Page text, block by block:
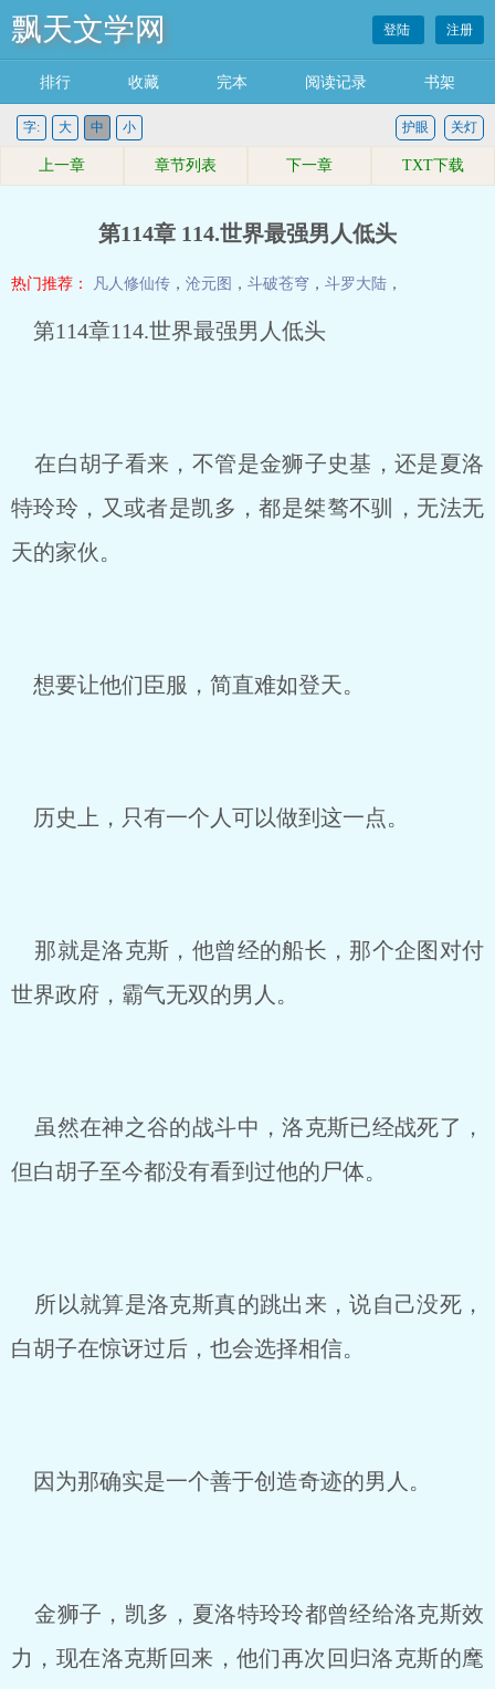
飘天文学网 登陆 注册
排行 收藏 完本 阅读记录 书架
字: 大 中 小 关灯
护眼
上一章 章节列表 下一章 TXT下载
第114章 114.世界最强男人低头
热门推荐： 凡人修仙传 ， 沧元图 ， 斗破苍穹 ， 斗罗大陆 ，
第114章114.世界最强男人低头
在白胡子看来，不管是金狮子史基，还是夏洛
特玲玲，又或者是凯多，都是桀骜不驯，无法无
天的家伙。
想要让他们臣服，简直难如登天。
历史上，只有一个人可以做到这一点。
那就是洛克斯，他曾经的船长，那个企图对付
世界政府，霸气无双的男人。
虽然在神之谷的战斗中，洛克斯已经战死了，
但白胡子至今都没有看到过他的尸体。
所以就算是洛克斯真的跳出来，说自己没死，
白胡子在惊讶过后，也会选择相信。
因为那确实是一个善于创造奇迹的男人。
金狮子，凯多，夏洛特玲玲都曾经给洛克斯效
力，现在洛克斯回来，他们再次回归洛克斯的麾